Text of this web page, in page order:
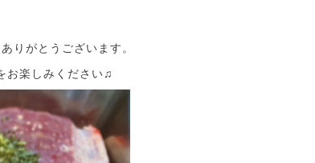
りがとうございます。
お楽しみください♫